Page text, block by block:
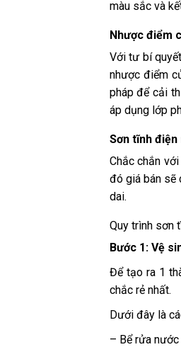
màu sắc và
Nhược điểm
Với tư bí
nhược điểm
pháp để cải
áp dụng lớp
Sơn tĩnh
Chắc chắn
đó giá bán sẽ
dai.
Quy trình sơn
Bước 1: Vệ
Để tạo ra 1
chắc rẻ nhất.
Dưới đây là
– Bể rửa nước